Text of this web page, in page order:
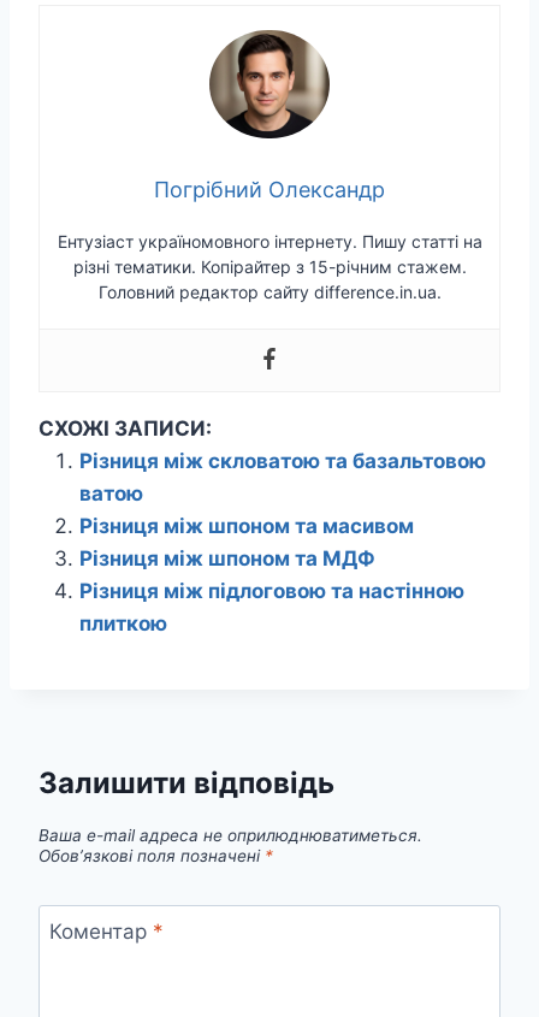
Погрібний Олександр
Ентузіаст україномовного інтернету. Пишу статті на
різні тематики. Копірайтер з 15-річним стажем.
Головний редактор сайту difference.in.ua.
СХОЖІ ЗАПИСИ:
Різниця між скловатою та базальтовою
ватою
Різниця між шпоном та масивом
Різниця між шпоном та МДФ
Різниця між підлоговою та настінною
плиткою
Залишити відповідь
Ваша e-mail адреса не оприлюднюватиметься.
Обов’язкові поля позначені *
Коментар *